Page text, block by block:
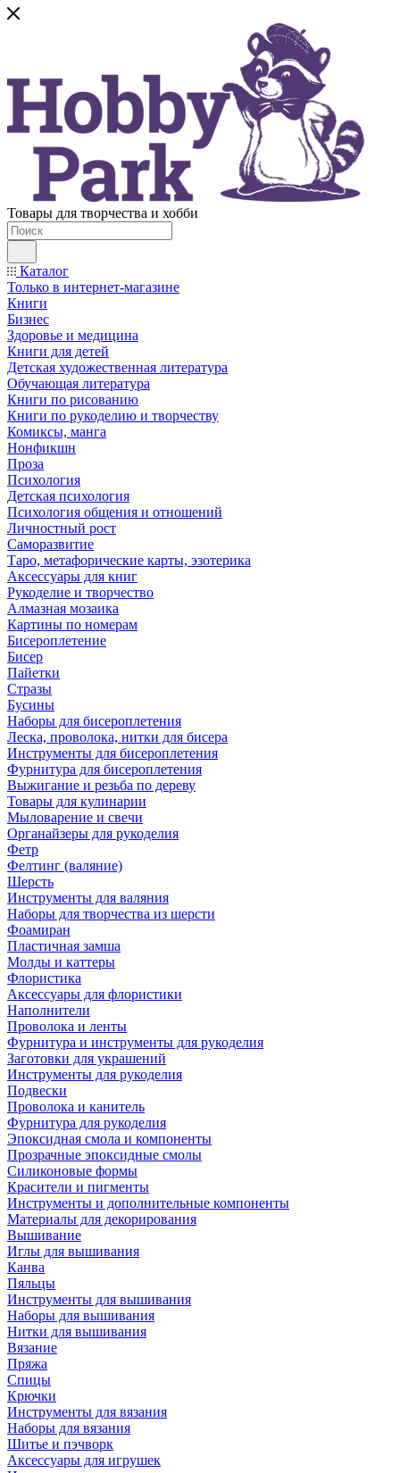
Товары для творчества и хобби
Каталог
Только в интернет-магазине
Книги
Бизнес
Здоровье и медицина
Книги для детей
Детская художественная литература
Обучающая литература
Книги по рисованию
Книги по рукоделию и творчеству
Комиксы, манга
Нонфикшн
Проза
Психология
Детская психология
Психология общения и отношений
Личностный рост
Саморазвитие
Таро, метафорические карты, эзотерика
Аксессуары для книг
Рукоделие и творчество
Алмазная мозаика
Картины по номерам
Бисероплетение
Бисер
Пайетки
Стразы
Бусины
Наборы для бисероплетения
Леска, проволока, нитки для бисера
Инструменты для бисероплетения
Фурнитура для бисероплетения
Выжигание и резьба по дереву
Товары для кулинарии
Мыловарение и свечи
Органайзеры для рукоделия
Фетр
Фелтинг (валяние)
Шерсть
Инструменты для валяния
Наборы для творчества из шерсти
Фоамиран
Пластичная замша
Молды и каттеры
Флористика
Аксессуары для флористики
Наполнители
Проволока и ленты
Фурнитура и инструменты для рукоделия
Заготовки для украшений
Инструменты для рукоделия
Подвески
Проволока и канитель
Фурнитура для рукоделия
Эпоксидная смола и компоненты
Прозрачные эпоксидные смолы
Силиконовые формы
Красители и пигменты
Инструменты и дополнительные компоненты
Материалы для декорирования
Вышивание
Иглы для вышивания
Канва
Пяльцы
Инструменты для вышивания
Наборы для вышивания
Нитки для вышивания
Вязание
Пряжа
Спицы
Крючки
Инструменты для вязания
Наборы для вязания
Шитье и пэчворк
Аксессуары для игрушек